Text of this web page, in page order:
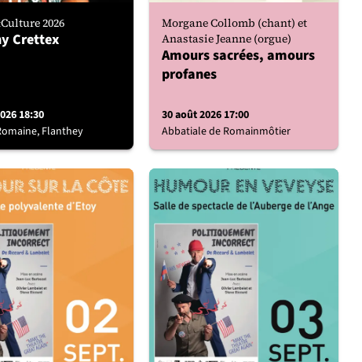
2026
Crettex
18:30
Flanthey
Morgane Collomb (chant) et
Anastasie Jeanne (orgue)
Amours sacrées, amours
profanes
30 août 2026 17:00
Abbatiale de Romainmôtier